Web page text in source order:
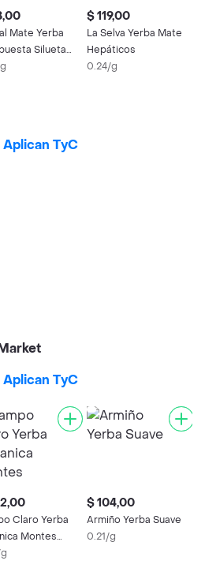
Mate Yerba
Silueta
$ 119,00
La Selva Yerba Mate
Hepáticos
0.24/g
TyC
TyC
Yerba
Montes
$ 104,00
Armiño Yerba Suave
0.21/g